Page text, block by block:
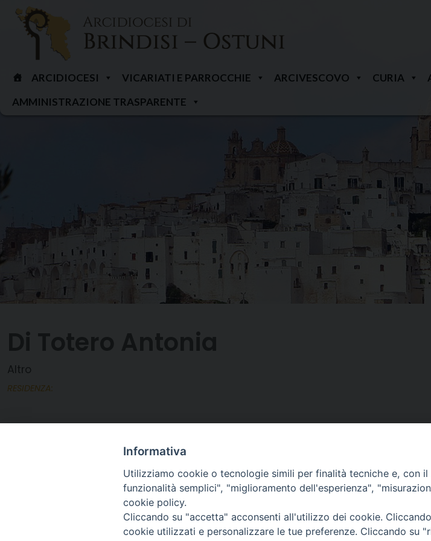
Skip
content
ARCIDIOCESI VICARIATI E PARROCCHIE ARCIVESCOVO CURIA
AMMINISTRAZIONE TRASPARENTE
Altro
RESIDENZA:
Piazza Duomo, 12 - 72100
Fax 0831.528315
Informativa
Utilizziamo cookie o tecnologie simili per finalità tecniche e, con
funzionalità semplici", "miglioramento dell'esperienza",
cookie policy.
Cliccando su "accetta" acconsenti all'utilizzo dei cookie.
cookie utilizzati e personalizzare le tue preferenze. Cliccando su